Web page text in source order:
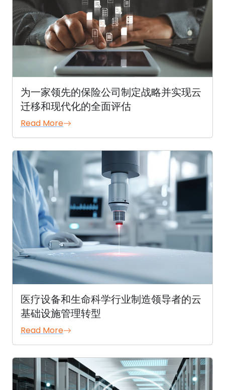
为一家领先的保险公司制定战略并实现云
迁移和现代化的全面评估
Read More
医疗设备和生命科学行业制造领导者的云
基础设施管理转型
Read More